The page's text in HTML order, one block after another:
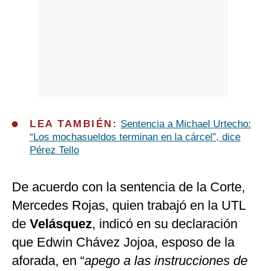
LEA TAMBIÉN: Sentencia a Michael Urtecho:
“Los mochasueldos terminan en la cárcel”, dice
Pérez Tello
De acuerdo con la sentencia de la Corte,
Mercedes Rojas, quien trabajó en la UTL
de Velásquez, indicó en su declaración
que Edwin Chávez Jojoa, esposo de la
aforada, en “apego a las instrucciones de